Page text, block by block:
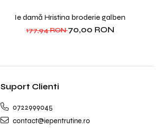
Ie damă Hristina broderie galben
177,94 RON70,00 RON
Suport Clienti
0722999045
contact@iepentrutine.ro